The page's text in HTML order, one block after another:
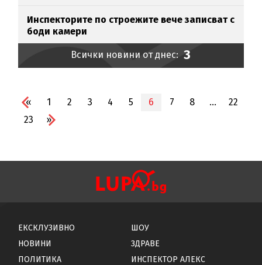
Инспекторите по строежите вече записват с
боди камери
Всички новини от днес: 3
« 1 2 3 4 5 6 7 8 ...
22
23
»
ЕКСКЛУЗИВНО
НОВИНИ
ПОЛИТИКА
ШОУ
ЗДРАВЕ
ИНСПЕКТОР АЛЕКС